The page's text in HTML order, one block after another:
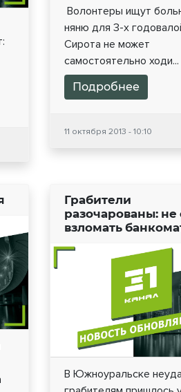
Волонтеры ищут
няню для 3-х
Сирота не может
самостоятельно ходи...
Подробнее
11 октября 2013 - 10:10
Грабители
разочарованы: не
взломать
В Южноуральске